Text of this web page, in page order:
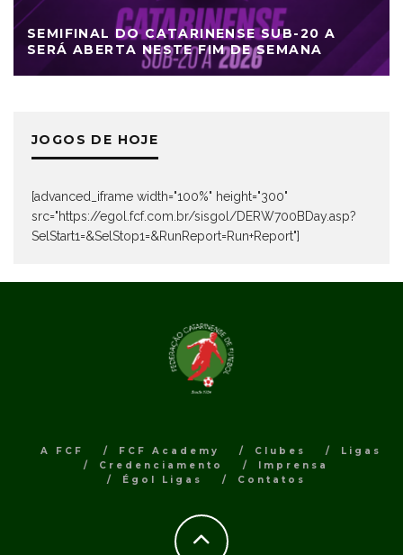
SEMIFINAL DO CATARINENSE SUB-20 A
SERÁ ABERTA NESTE FIM DE SEMANA
JOGOS DE HOJE
[advanced_iframe width="100%" height="300"
src="https://egol.fcf.com.br/sisgol/DERW700BDay.asp?
SelStart1=&SelStop1=&RunReport=Run+Report"]
A FCF FCF Academy Clubes
Ligas
Credenciamento
Imprensa
Égol Ligas
Contatos